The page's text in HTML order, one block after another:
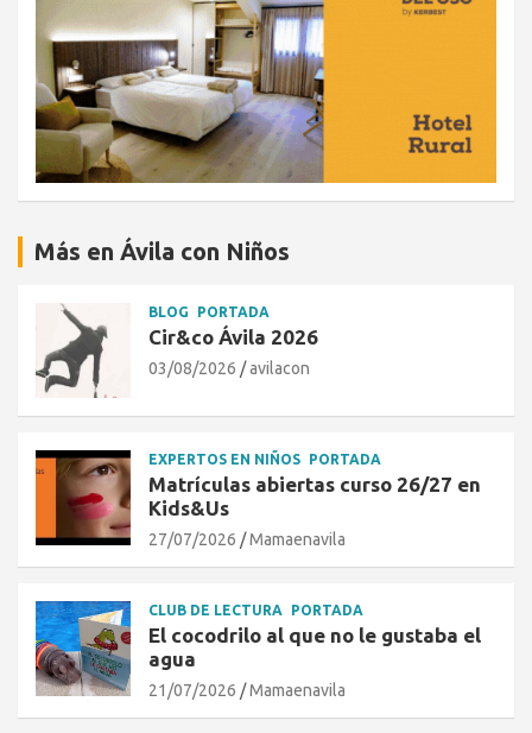
Más en Ávila con Niños
BLOG PORTADA
Cir&co Ávila 2026
03/08/2026 avilacon
EXPERTOS EN NIÑOS PORTADA
Matrículas abiertas curso 26/27 en
Kids&Us
27/07/2026 Mamaenavila
CLUB DE LECTURA PORTADA
El cocodrilo al que no le gustaba el
agua
21/07/2026 Mamaenavila